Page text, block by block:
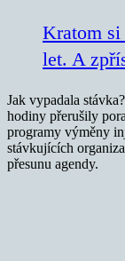
Kratom si
let. A
Jak vypadala
hodiny přerušily
programy výměny
stávkujících
přesunu agendy.